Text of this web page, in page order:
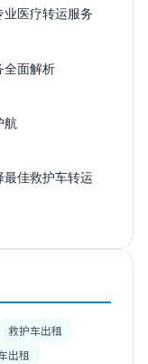
医疗转运服务
全面解析
航
佳救护车转运
救护车出租
出租